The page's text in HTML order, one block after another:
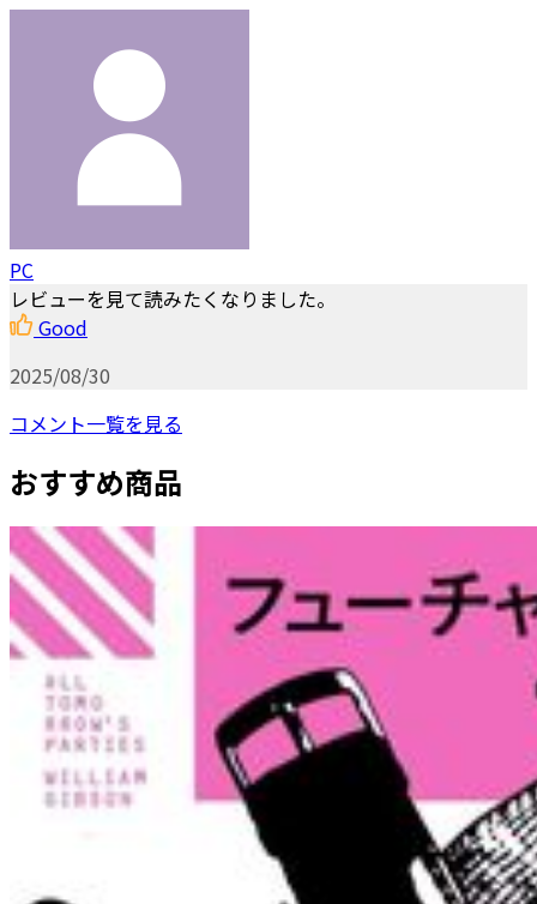
PC
レビューを見て読みたくなりました。
Good
2025/08/30
コメント一覧を見る
おすすめ商品